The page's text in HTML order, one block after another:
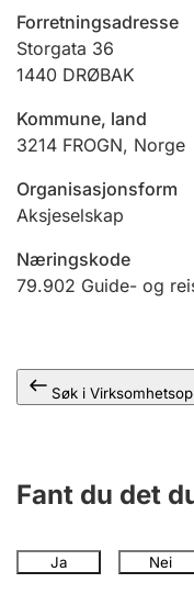
Jeger
Ektepaktveileder
Offentlig sektor
Forretningsadresse
Storgata 36
1440 DRØBAK
Kommune, land
3214 FROGN, Norge
Organisasjonsform
Aksjeselskap
Næringskode
79.902 Guide- og
Søk i
Fant du det
Ja Nei